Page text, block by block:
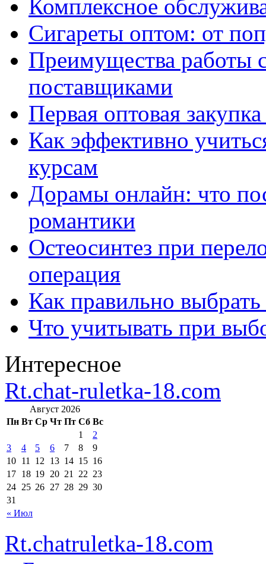
Комплексное
Сигареты оптом: от
Преимущества работы
поставщиками
Первая оптовая
Как эффективно
курсам
Дорамы онлайн: что
романтики
Остеосинтез при
операция
Как правильно
Что учитывать при
Интересное
Rt.chat-ruletka-18.com
Август 2026
Пн Вт Ср Чт Пт Сб Вс
« Июл
1
2
3
4 5 6 7 8
9
10 11 12 13 14 15 16
17 18 19 20 21 22 23
24 25 26 27 28 29 30
31
Rt.chatruletka-18.com